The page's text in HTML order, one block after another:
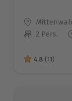
Standort
Anzahl der
2 Pers.
4.8 von 5
4.8 (11)